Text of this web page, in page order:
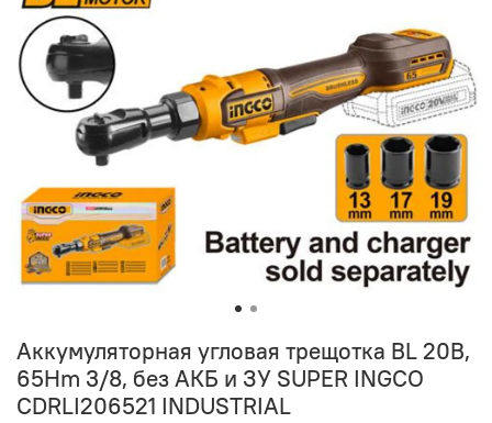
Аккумуляторная угловая трещотка BL 20В,
65Hm 3/8, без АКБ и ЗУ SUPER INGCO
CDRLI206521 INDUSTRIAL